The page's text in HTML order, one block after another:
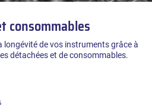
consommables
longévité de vos instruments grâce à
détachées et de consommables.